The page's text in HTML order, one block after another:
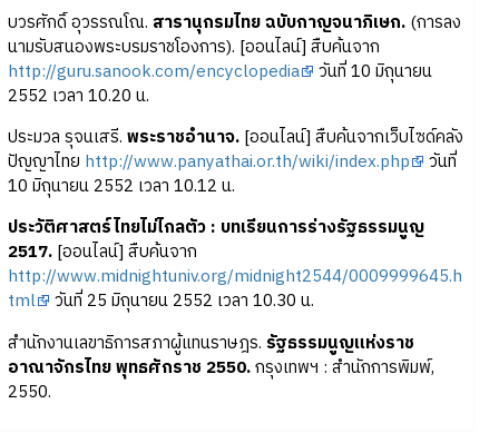
บวรศักดิ์ อุวรรณโณ. สารานุกรมไทย ฉบับกาญจนาภิเษก.(การลง
นามรับสนองพระบรมราชโองการ). [ออนไลน์] สืบค้นจาก
http://guru.sanook.com/encyclopedia
วันที่ 10 มิถุนายน
2552 เวลา 10.20 น.
ประมวล รุจนเสรี. พระราชอำนาจ.[ออนไลน์] สืบค้นจากเว็บไซด์คลัง
ปัญญาไทย http://www.panyathai.or.th/wiki/index.php
วันที่
10 มิถุนายน 2552 เวลา 10.12 น.
ประวัติศาสตร์ไทยไม่ไกลตัว : บทเรียนการร่างรัฐธรรมนูญ
2517.[ออนไลน์] สืบค้นจาก
http://www.midnightuniv.org/midnight2544/0009999645.h
tml
วันที่ 25 มิถุนายน 2552 เวลา 10.30 น.
สำนักงานเลขาธิการสภาผู้แทนราษฎร. รัฐธรรมนูญแห่งราช
อาณาจักรไทย พุทธศักราช 2550.กรุงเทพฯ : สำนักการพิมพ์,
2550.